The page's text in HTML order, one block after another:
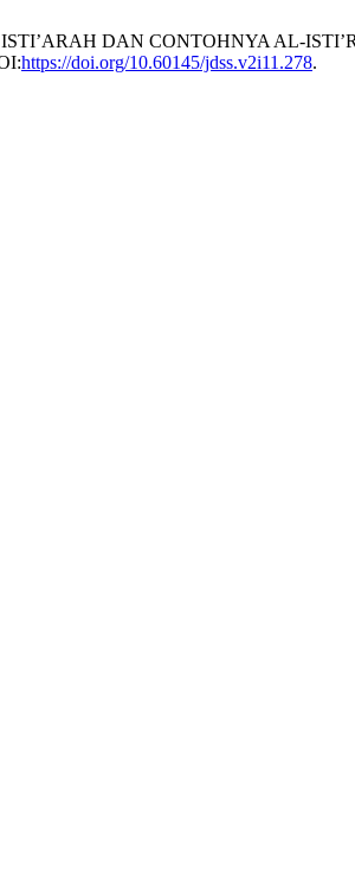
DAN CONTOHNYA AL-
https://doi.org/10.60145/jdss.v2i11.278.